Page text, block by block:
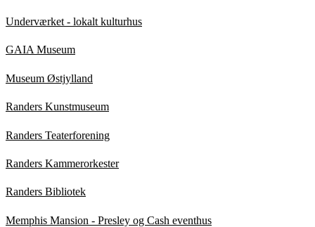
Underværket - lokalt kulturhus
GAIA Museum
Museum Østjylland
Randers Kunstmuseum
Randers Teaterforening
Randers Kammerorkester
Randers Bibliotek
Memphis Mansion - Presley og Cash eventhus